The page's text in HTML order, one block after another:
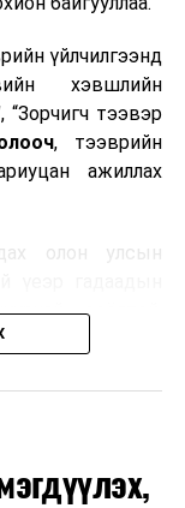
үйлчилгээнд
хэвшлийн
“Зорчигч тээвэр
, тээврийн
ажиллах
олон улсын
соёлтой,
үзүүлэх
төлөөлөгчдийн
нарын үүрэг